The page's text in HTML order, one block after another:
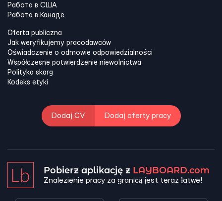
Работа в США
Работа в Канадe
Oferta publiczna
Jak weryfikujemy pracodawców
Oświadczenie o odmowie odpowiedzialności
Współczesne potwierdzenie niewolnictwa
Polityka skarg
Kodeks etyki
Dodaj CV Dodaj oferty pracy
Pobierz aplikację z LAYBOARD.com
Znalezienie pracy za granicą jest teraz łatwe!